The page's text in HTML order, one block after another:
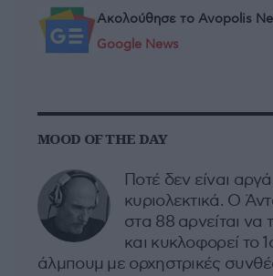
Ακολούθησε το Avopolis
Google News
MOOD OF THE DAY
Ποτέ δεν είναι
κυριολεκτικά. Ο
στα 88 αρνείται να
και κυκλοφορεί το
άλμπουμ με ορχηστρικές